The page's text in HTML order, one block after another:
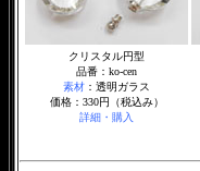
クリスタル円型
品番：ko-cen
素材 ：透明ガラス
価格：330円（税込み）
詳細・購入